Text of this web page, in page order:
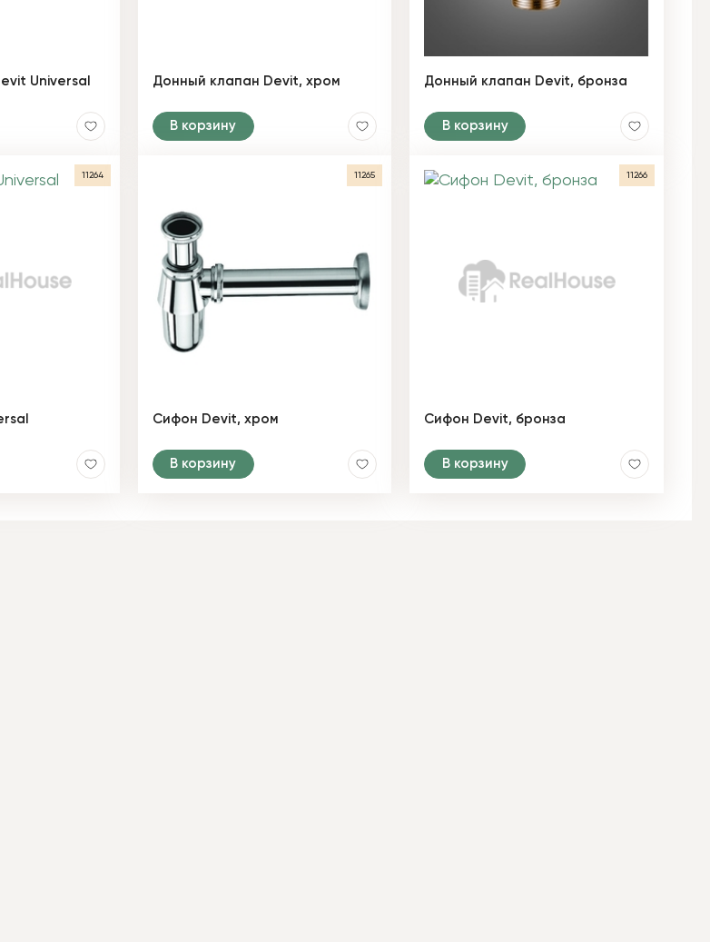
Universal Донный клапан Devit, хром
В корзину
Донный клапан Devit, бронза
В корзину
11264 11265
Сифон Devit, хром
В корзину
11266
Сифон Devit, бронза
В корзину